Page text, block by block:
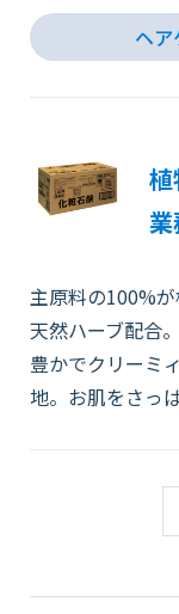
オンライン
ヘ
主原料の100%
天然ハーブ配合。
豊かでクリーミ
地。お肌をさっ